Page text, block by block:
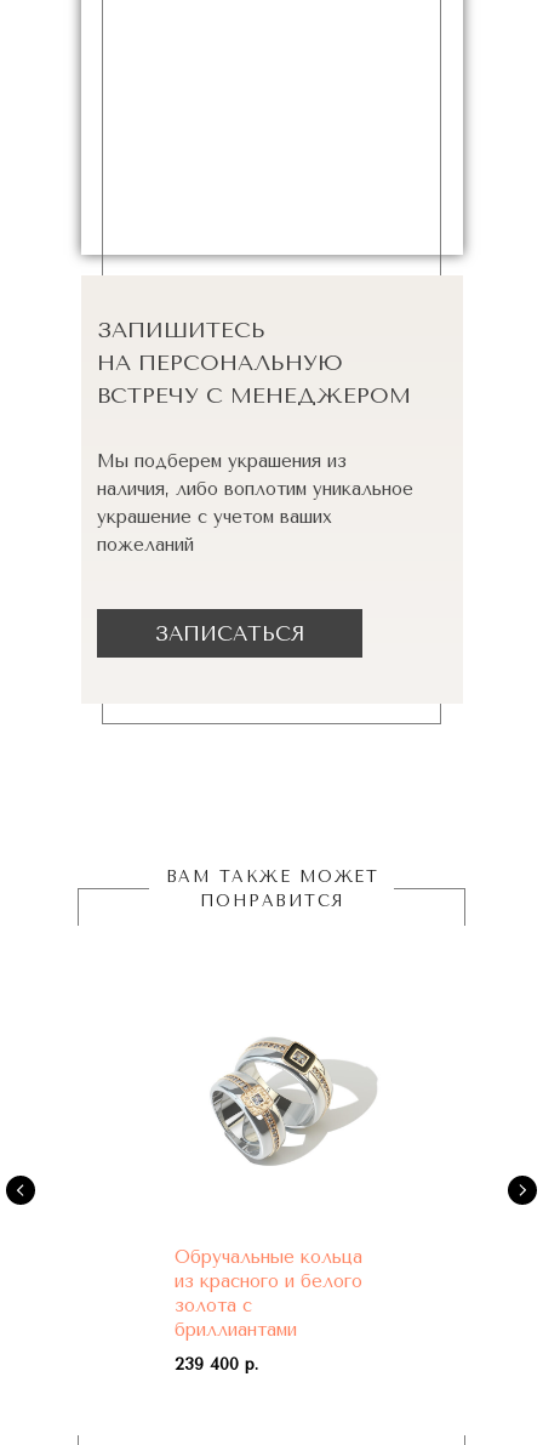
ЗАПИШИТЕСЬ
НА ПЕРСОНАЛЬНУЮ
ВСТРЕЧУ С МЕНЕДЖЕРОМ
Мы подберем украшения из
наличия, либо воплотим уникальное
украшение с учетом ваших
пожеланий
ЗАПИСАТЬСЯ
ВАМ ТАКЖЕ МОЖЕТ
ПОНРАВИТСЯ
Обручальные кольца
из красного и белого
золота с
бриллиантами
239 400 р.